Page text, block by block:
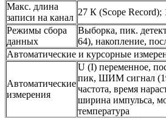
Макс. длина
записи на канал
27 К (Scope
Режимы сбора
данных
Выборка, пик.
64), накопление,
Автоматические и курсорные
Автоматические
измерения
U (I) переменное,
пик, ШИМ сигнал
частота, время
ширина импульса,
температура